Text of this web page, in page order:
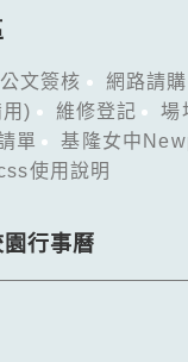
公文簽核
網路請購
)
維修登記
場
單
基隆女中
使用說明
行事曆